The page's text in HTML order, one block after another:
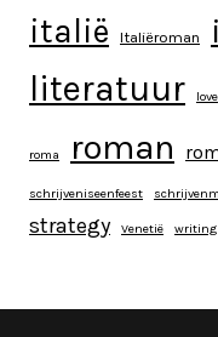
italië Italiëroman
literatuur love
roma roman
schrijveniseenfeest
strategy Venetië writing